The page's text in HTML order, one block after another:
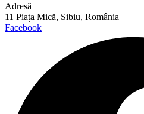
Adresă
11 Piața Mică, Sibiu, România
Facebook